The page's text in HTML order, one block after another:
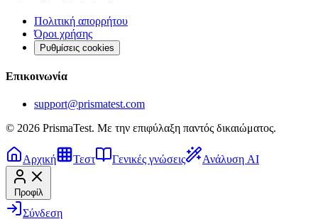
Πολιτική απορρήτου
Όροι χρήσης
Ρυθμίσεις cookies
Επικοινωνία
support@prismatest.com
© 2026 PrismaTest. Με την επιφύλαξη παντός δικαιώματος.
Αρχική Τεστ Γενικές γνώσεις Ανάλυση AI
Προφίλ
Σύνδεση